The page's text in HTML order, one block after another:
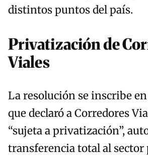
distintos puntos del país.
Privatización de
Viales
La resolución se inscribe
que declaró a Corredores
“sujeta a privatización”,
transferencia total al sector